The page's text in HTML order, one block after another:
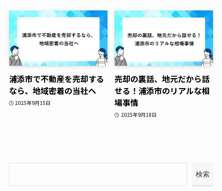
浦添市で不動産を売却する
なら、地域密着の当社へ
2025年9月15日
売却の裏話、地元だから話
せる！浦添市のリアルな相
場事情
2025年9月18日
検索